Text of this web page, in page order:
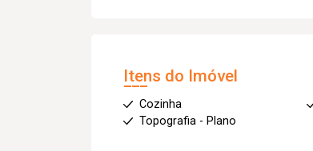
Itens do Imóvel
Cozinha
Topografia - Plano